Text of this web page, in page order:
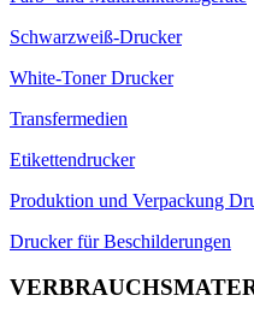
Schwarzweiß-Drucker
White-Toner Drucker
Transfermedien
Etikettendrucker
Produktion und Verpackung
Drucker für Beschilderungen